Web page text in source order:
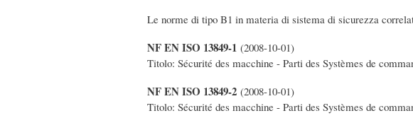
Le norme di tipo B1 in materia di sistema di sicurezza
NF EN ISO 13849-1 (2008-10-01)
Titolo: Sécurité des macchine - Parti des Systèmes de
NF EN ISO 13849-2 (2008-10-01)
Titolo: Sécurité des macchine - Parti des Systèmes de